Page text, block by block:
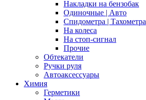
Накладки на бензобак
Одиночные | Авто
Спидометра | Тахометра
На колеса
На стоп-сигнал
Прочие
Обтекатели
Ручки руля
Автоаксессуары
Химия
Герметики